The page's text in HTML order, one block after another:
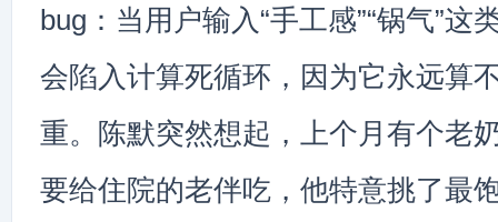
bug：当用户输入“手工感”“锅气”这
会陷入计算死循环，因为它永远算
重。陈默突然想起，上个月有个老
要给住院的老伴吃，他特意挑了最